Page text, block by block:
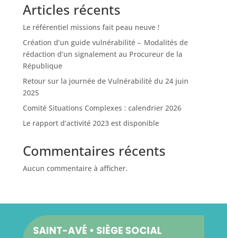
Articles récents
Le référentiel missions fait peau neuve !
Création d’un guide vulnérabilité – Modalités de
rédaction d’un signalement au Procureur de la
République
Retour sur la journée de Vulnérabilité du 24 juin
2025
Comité Situations Complexes : calendrier 2026
Le rapport d’activité 2023 est disponible
Commentaires récents
Aucun commentaire à afficher.
SAINT-AVÉ • SIÈGE SOCIAL